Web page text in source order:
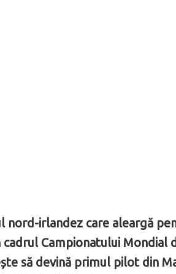
nord-irlandez care aleargă
Campionatului Mondial
să devină primul pilot din